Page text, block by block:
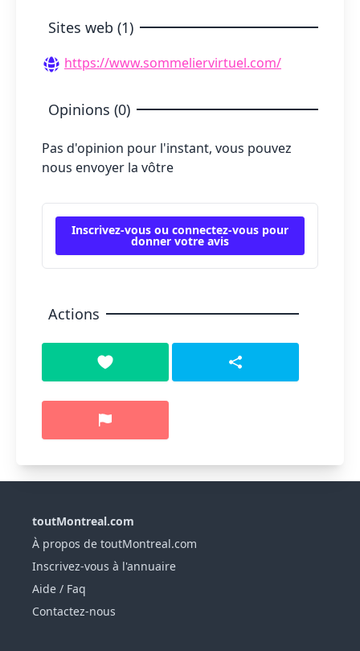
Sites web (1)
https://www.sommeliervirtuel.com/
Opinions (0)
Pas d'opinion pour l'instant, vous pouvez
nous envoyer la vôtre
Inscrivez-vous ou connectez-vous pour
donner votre avis
Actions
toutMontreal.com
À propos de toutMontreal.com
Inscrivez-vous à l'annuaire
Aide / Faq
Contactez-nous